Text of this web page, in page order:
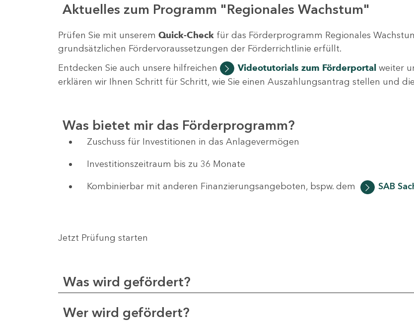
Aktuelles zum Programm "Regionales Wachstum"
Prüfen Sie mit unserem Quick-Check für das Förderprogramm Regionales
grundsätzlichen Fördervoraussetzungen der Förderrichtlinie erfüllt.
Entdecken Sie auch unsere hilfreichen
Videotutorials zum Förderportalweiter
erklären wir Ihnen Schritt für Schritt, wie Sie einen Auszahlungsantrag stellen und
Was bietet mir das Förderprogramm?
Zuschuss für Investitionen in das Anlagevermögen
Investitionszeitraum bis zu 36 Monate
Kombinierbar mit anderen Finanzierungsangeboten, bspw. dem SAB
Jetzt Prüfung starten
Was wird gefördert?
Wer wird gefördert?